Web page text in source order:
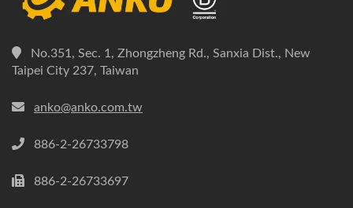
No.351, Sec. 1, Zhongzheng Rd., Sanxia Dist., New
Taipei City 237, Taiwan
anko@anko.com.tw
886-2-26733798
886-2-26733697